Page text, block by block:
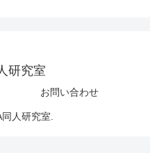
研究室
お問い合わせ
人研究室.